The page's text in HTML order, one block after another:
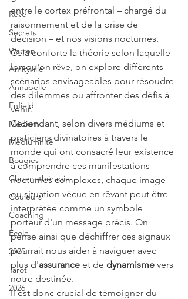
Rêve
Secrets
Warren
Amityville
Annabelle
Enfield
Médium
Médiumnité
Bougies
Chromothérapie
Couleurs
Coaching
École
2025
Tarot
2026
entre le cortex préfrontal – chargé du
raisonnement et de la prise de
décision – et nos visions nocturnes.
Cela conforte la théorie selon laquelle
lorsqu'on rêve, on explore différents
scénarios envisageables pour résoudre
des dilemmes ou affronter des défis à
venir.
Cependant, selon divers médiums et
praticiens divinatoires à travers le
monde qui ont consacré leur existence
à comprendre ces manifestations
nocturnes complexes, chaque image
ou situation vécue en rêvant peut être
interprétée comme un symbole
porteur d'un message précis. On
pense ainsi que déchiffrer ces signaux
pourrait nous aider à naviguer avec
plus d'assurance et de dynamisme vers
notre destinée.
Il est donc crucial de témoigner du